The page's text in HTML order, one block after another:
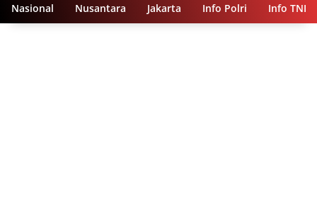
Nasional Nusantara Jakarta Info Polri Info TNI